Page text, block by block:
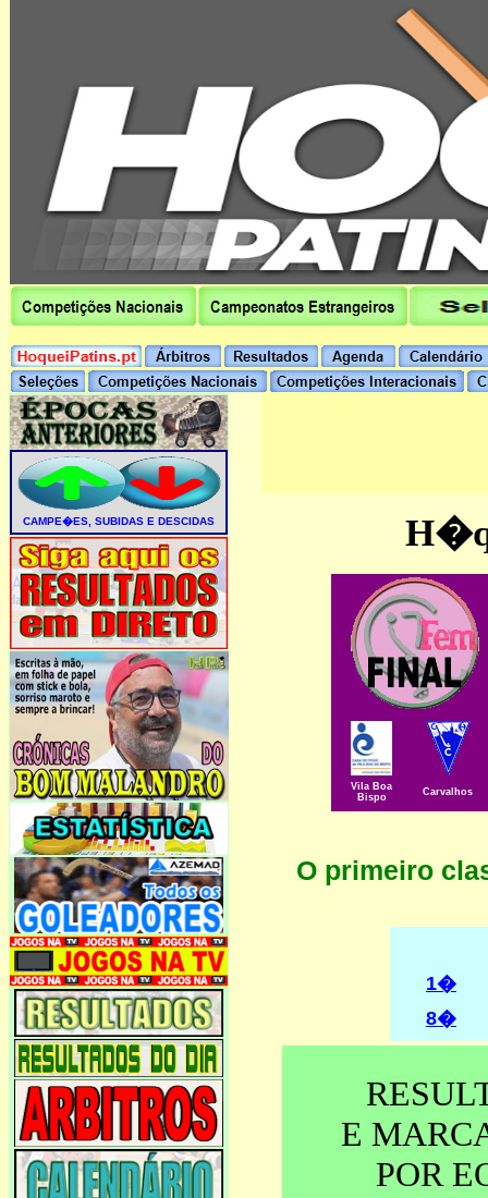
Vila Boa
Bispo
Carvalhos
O primeiro
1�
8�
E
POR